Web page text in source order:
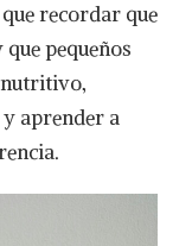
recordar que
pequeños
nutritivo,
aprender a